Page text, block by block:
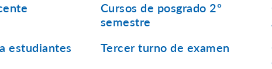
Cursos de posgrado 2º
semestre
estudiantes
Tercer turno de examen